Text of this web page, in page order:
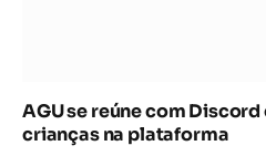
AGU se reúne com
crianças na plataforma